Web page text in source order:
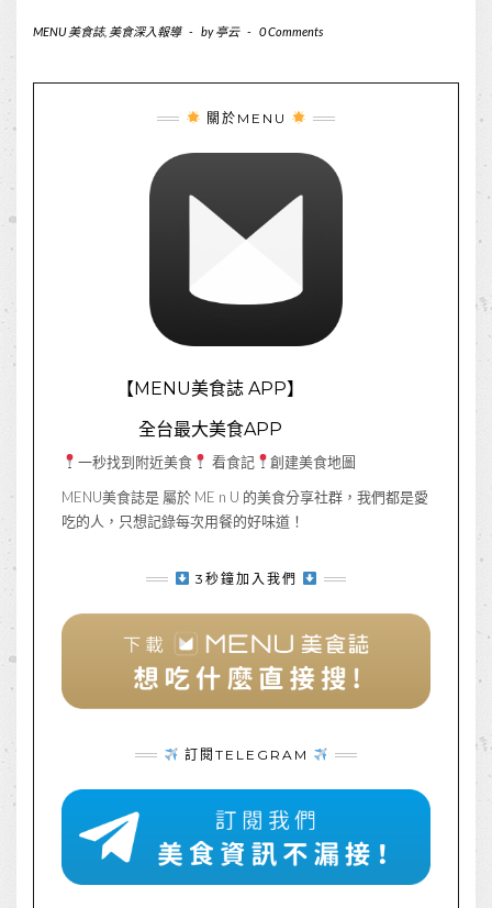
MENU 美食誌, 美食深入報導 - by亭云 - 0 Comments
關於MENU
【MENU美食誌 APP】
全台最大美食APP
一秒找到附近美食 看食記
創建美食地圖
MENU美食誌是 屬於 ME n U 的美食分享社群，我們都是愛
吃的人，只想記錄每次用餐的好味道！
3秒鐘加入我們
訂閱TELEGRAM